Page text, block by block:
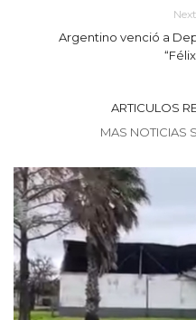
Argentino venció a
ARTICULOS
MAS NOTICIAS